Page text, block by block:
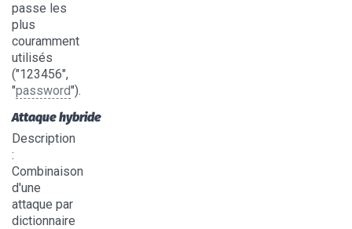
passe les
plus
couramment
utilisés
("123456",
"password").
Attaque hybride
Description
:
Combinaison
d'une
attaque par
dictionnaire